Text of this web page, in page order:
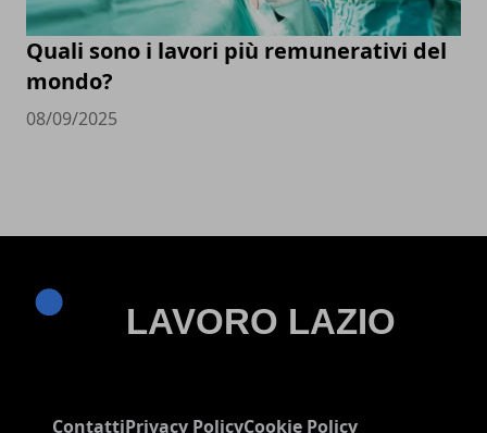
Quali sono i lavori più remunerativi del
mondo?
08/09/2025
ContattiPrivacy PolicyCookie Policy